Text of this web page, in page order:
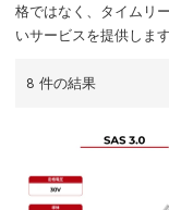
格ではなく、タイムリ
いサービスを提供します
8 件の結果